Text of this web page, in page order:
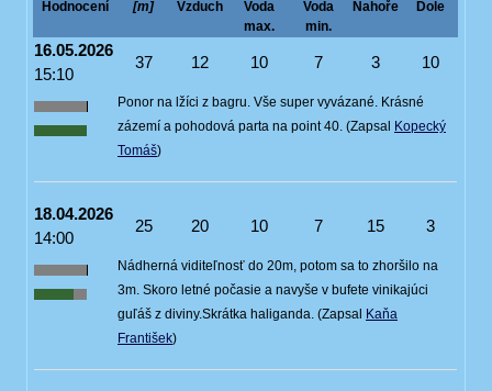
Hodnocení [m] Vzduch
Voda
max.
Voda
min.
Nahoře Dole
16.05.2026
15:10
37 12 10 7 3 10
Ponor na lžíci z bagru. Vše super vyvázané. Krásné
zázemí a pohodová parta na point 40. (Zapsal Kopecký
Tomáš)
18.04.2026
14:00
25 20 10 7 15 3
Nádherná viditeľnosť do 20m, potom sa to zhoršilo na
3m. Skoro letné počasie a navyše v bufete vinikajúci
guľáš z diviny.Skrátka haliganda. (Zapsal Kaňa
František)